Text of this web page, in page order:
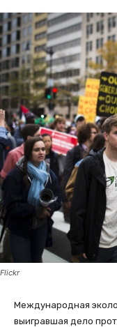
Flickr
Международная
выигравшая дело